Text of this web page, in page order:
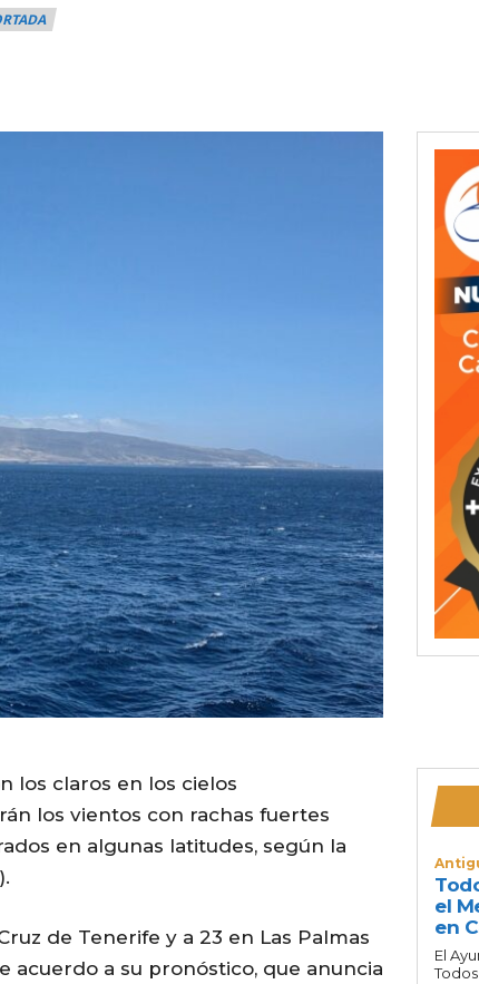
los claros en los cielos
los vientos con rachas fuertes
en algunas latitudes, según la
).
de Tenerife y a 23 en Las Palmas
acuerdo a su pronóstico, que anuncia
el
en
El